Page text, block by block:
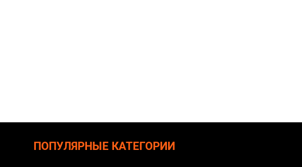
ПОПУЛЯРНЫЕ КАТЕГОРИИ